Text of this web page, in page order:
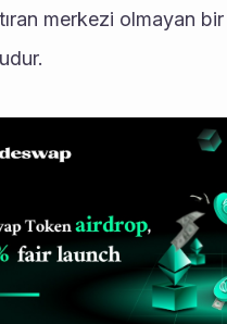
merkezi olmayan